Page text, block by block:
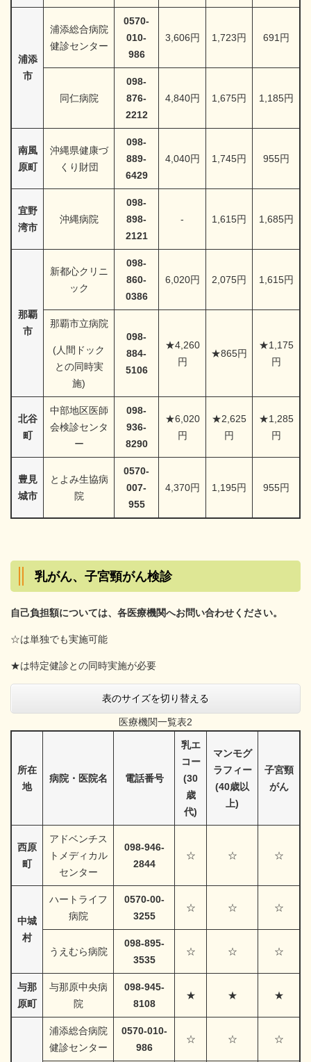
浦添
市
浦添総合病院
健診センター
0570-
010-
986
3,606円 1,723円 691円
同仁病院
098-
876-
2212
4,840円 1,675円 1,185円
南風
原町
沖縄県健康づ
くり財団
098-
889-
6429
4,040円 1,745円 955円
宜野
湾市
沖縄病院
098-
898-
2121
‐ 1,615円 1,685円
那覇
市
新都心クリニ
ック
098-
860-
0386
6,020円 2,075円 1,615円
那覇市立病院
(人間ドック
との同時実
施)
098-
884-
5106
★4,260
円
★865円
★1,175
円
北谷
町
中部地区医師
会検診センタ
ー
098-
936-
8290
★6,020
円
★2,625
円
★1,285
円
豊見
城市
とよみ生協病
院
0570-
007-
955
4,370円 1,195円 955円
乳がん、子宮頸がん検診
自己負担額については、各医療機関へお問い合わせください。
☆は単独でも実施可能
★は特定健診との同時実施が必要
表のサイズを切り替える
医療機関一覧表2
所在
地
病院・医院名 電話番号
乳エ
コー
(30
歳
代)
マンモグ
ラフィー
(40歳以
上)
子宮頸
がん
西原
町
アドベンチス
トメディカル
センター
098-946-
2844
☆ ☆ ☆
中城
村
ハートライフ
病院
0570-00-
3255
☆ ☆ ☆
うえむら病院
098-895-
3535
☆ ☆ ☆
与那
原町
与那原中央病
院
098-945-
8108
★ ★ ★
浦添総合病院
健診センター
0570-010-
986
☆ ☆ ☆